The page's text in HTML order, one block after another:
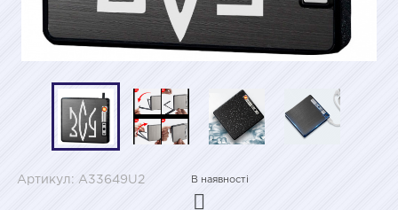
Артикул: A33649U2 В наявності